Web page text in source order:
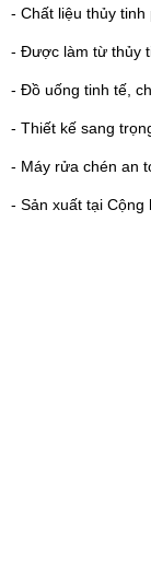
- Chất liệu thủy
- Được làm từ thủy
- Đồ uống tinh tế,
- Thiết kế sang
- Máy rửa chén an
- Sản xuất tại Cộng